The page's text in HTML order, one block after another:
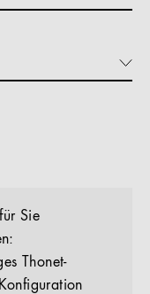
Sie
Thonet-